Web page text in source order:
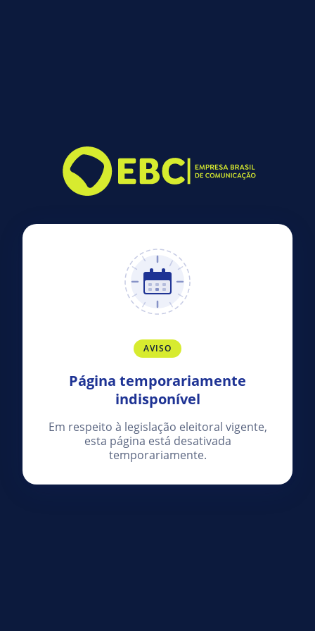
AVISO
Página temporariamente
indisponível
Em respeito à legislação eleitoral vigente,
esta página está desativada
temporariamente.